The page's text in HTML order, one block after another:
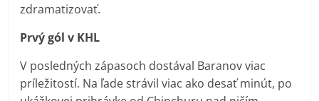
zdramatizovať.
Prvý gól v KHL
V posledných zápasoch dostával Baranov viac
príležitostí. Na ľade strávil viac ako desať minút, po